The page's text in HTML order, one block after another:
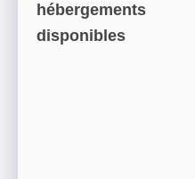
hébergements
disponibles